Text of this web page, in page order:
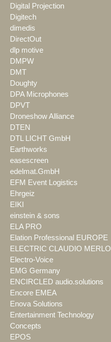
Digital Projection
Digitech
dimedis
DirectOut
dlp motive
DMPW
DMT
Doughty
DPA Microphones
DPVT
Droneshow Alliance
DTEN
DTL LICHT GmbH
Earthworks
easescreen
edelmat.GmbH
EFM Event Logistics
Ehrgeiz
EIKI
einstein & sons
ELA PRO
Elation Professional EUROPE
ELECTRIC CLAUDIO MERLO
Electro-Voice
EMG Germany
ENCIRCLED audio.solutions
Encore EMEA
Enova Solutions
Entertainment Technology
Concepts
EPOS